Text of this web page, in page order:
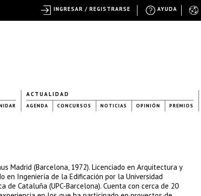
ACTUALIDAD
AGENDA CONCURSOS NOTICIAS OPINIÓN PREMIOS
Madrid (Barcelona, 1972). Licenciado en Arquitectura y
en Ingeniería de la Edificación por la Universidad
de Cataluña (UPC-Barcelona). Cuenta con cerca de 20
AYUDA
INGRESAR / REGISTRARSE